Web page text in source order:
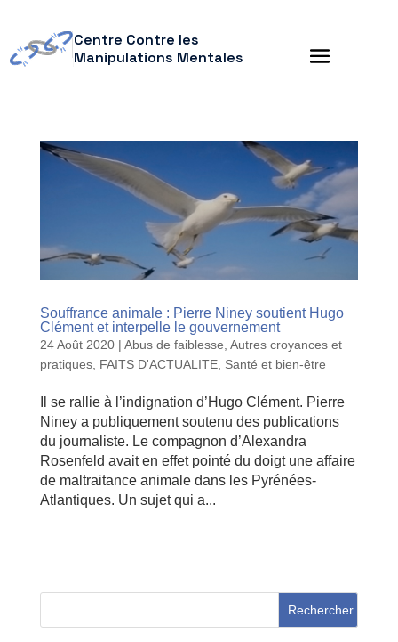
Centre Contre les
Manipulations Mentales
Souffrance animale : Pierre Niney soutient Hugo
Clément et interpelle le gouvernement
24 Août 2020| Abus de faiblesse Autres croyances et
pratiques, FAITS D'ACTUALITE, Santé et bien-être
Il se rallie à l’indignation d’Hugo Clément. Pierre
Niney a publiquement soutenu des publications
du journaliste. Le compagnon d’Alexandra
Rosenfeld avait en effet pointé du doigt une affaire
de maltraitance animale dans les Pyrénées-
Atlantiques. Un sujet qui a...